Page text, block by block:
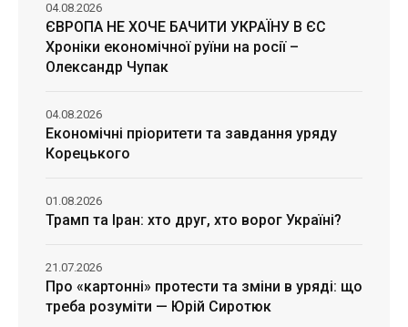
ЄВРОПА НЕ ХОЧЕ БАЧИТИ УКРАЇНУ В ЄС
Хроніки економічної руїни на росії –
Олександр Чупак
04.08.2026
Економічні пріоритети та завдання уряду
Корецького
04.08.2026
Трамп та Іран: хто друг, хто ворог Україні?
01.08.2026
Про «картонні» протести та зміни в уряді: що
треба розуміти — Юрій Сиротюк
21.07.2026